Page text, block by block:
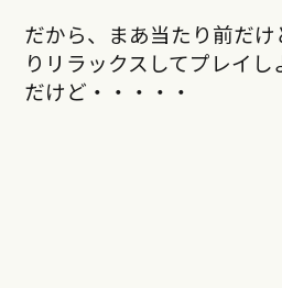
だから、まあ当たり前だ
りリラックスしてプレイ
だけど・・・・・